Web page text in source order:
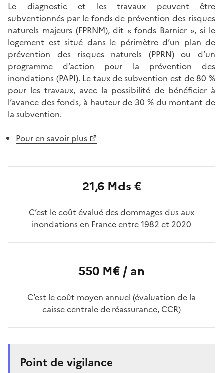
Le diagnostic et les travaux peuvent être
subventionnés par le fonds de prévention des risques
naturels majeurs (FPRNM), dit « fonds Barnier », si le
logement est situé dans le périmètre d’un plan de
prévention des risques naturels (PPRN) ou d’un
programme d’action pour la prévention des
inondations (PAPI). Le taux de subvention est de 80 %
pour les travaux, avec la possibilité de bénéficier à
l’avance des fonds, à hauteur de 30 % du montant de
la subvention.
Pour en savoir plus
21,6 Mds €
C’est le coût évalué des dommages dus aux
inondations en France entre 1982 et 2020
550 M€ / an
C’est le coût moyen annuel (évaluation de la
caisse centrale de réassurance, CCR)
Point de vigilance